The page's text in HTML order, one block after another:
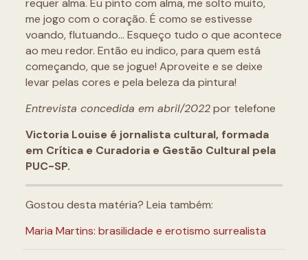
requer alma. Eu pinto com alma, me solto muito,
me jogo com o coração. É como se estivesse
voando, flutuando… Esqueço tudo o que acontece
ao meu redor. Então eu indico, para quem está
começando, que se jogue! Aproveite e se deixe
levar pelas cores e pela beleza da pintura!
Entrevista concedida em abril/2022por telefone
Victoria Louise é jornalista cultural, formada
em Crítica e Curadoria e Gestão Cultural pela
PUC-SP.
Gostou desta matéria? Leia também:
Maria Martins: brasilidade e erotismo surrealista